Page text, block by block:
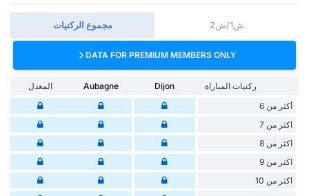
مجموع الركنيات ش1/ش2
DATA FOR PREMIUM MEMBERS ONLY
ركنيات المباراة Dijon
Aubagne
المعدل
أكثر من 6
اكثر من 7
اكثر من 8
اكثر من 9
اكثر من 10